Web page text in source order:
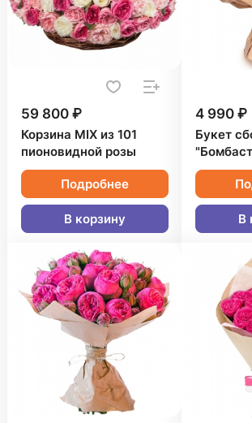
59 800 ₽
Корзина MIX из 101
пионовидной розы
Подробнее
В корзину
4 990 ₽
Букет
В